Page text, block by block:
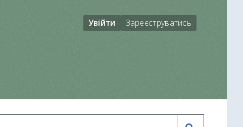
Увійти Зареєструватись